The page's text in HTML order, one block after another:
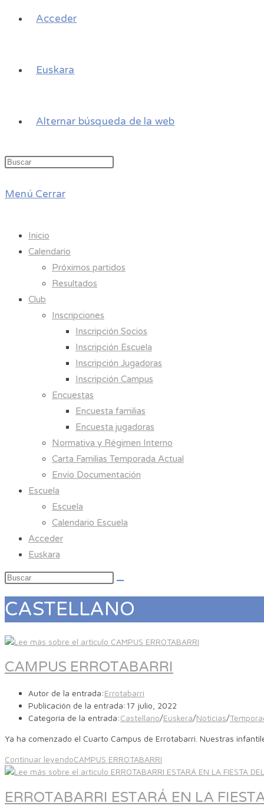
Acceder
Euskara
Alternar búsqueda de la web
Menú Cerrar
Inicio
Calendario
Próximos partidos
Resultados
Club
Inscripciones
Inscripción Socios
Inscripción Escuela
Inscripción Jugadoras
Inscripción Campus
Encuestas
Encuesta familias
Encuesta jugadoras
Normativa y Régimen Interno
Carta Familias Temporada Actual
Envío Documentación
Escuela
Escuela
Calendario Escuela
Acceder
Euskara
CASTELLANO
CAMPUS ERROTABARRI
Autor de la entrada:Errotabarri
Publicación de la entrada: 17 julio, 2022
Categoría de la entrada:Castellano/Euskera/Noticias/
Ya ha comenzado el Cuarto Campus de Errotabarri. Nuestras
Continuar leyendoCAMPUS ERROTABARRI
ERROTABARRI ESTARÁ EN LA